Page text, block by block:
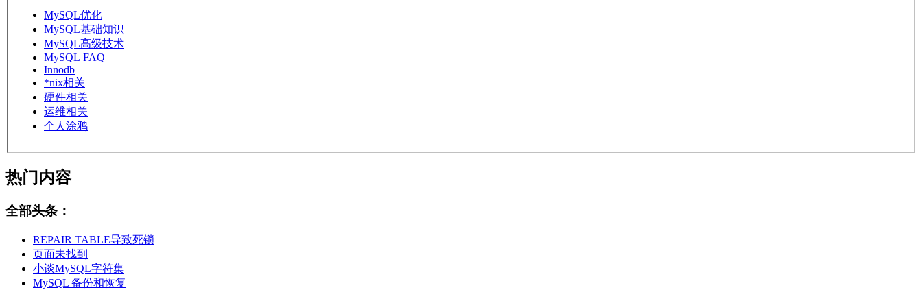
MySQL优化
MySQL基础知识
MySQL高级技术
MySQL FAQ
Innodb
*nix相关
硬件相关
运维相关
个人涂鸦
热门内容
全部头条：
REPAIR TABLE导致死锁
页面未找到
小谈MySQL字符集
MySQL 备份和恢复